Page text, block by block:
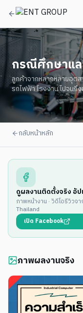
กรณีศึกษาแล
ลูกค้าจากหลากหลายอุต
รถไฟฟ้า โรงงาน ไปจนถึ
กลับหน้าหลัก
ดูผลงานติดตั้งจริง อั
ภาพหน้างาน · วิดีโอรีวิวจ
Thailand
เปิด Facebook
ภาพผลงานจริง